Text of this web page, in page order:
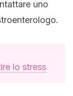
uno
lo stress